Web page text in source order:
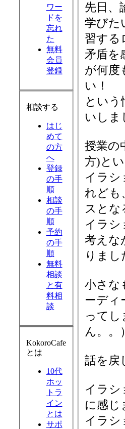
ワー
ドを
忘れ
た
無料
会員
登録
相談する
はじ
めて
の方
へ
登録
の手
順
相談
の手
順
予約
の手
順
無料
相談
と有
料相
談
KokoroCafe
とは
10代
ホッ
トラ
イン
とは
サポ
先日、
学びた
習する
矛盾を
が何度
い！
という
いしま
授業の
方)と
イラシ
れども
スとな
イラシ
考えな
りまし
小さな
ーデ
ってし
ん。。）
話を戻
イラシ
に感じ
イラシ